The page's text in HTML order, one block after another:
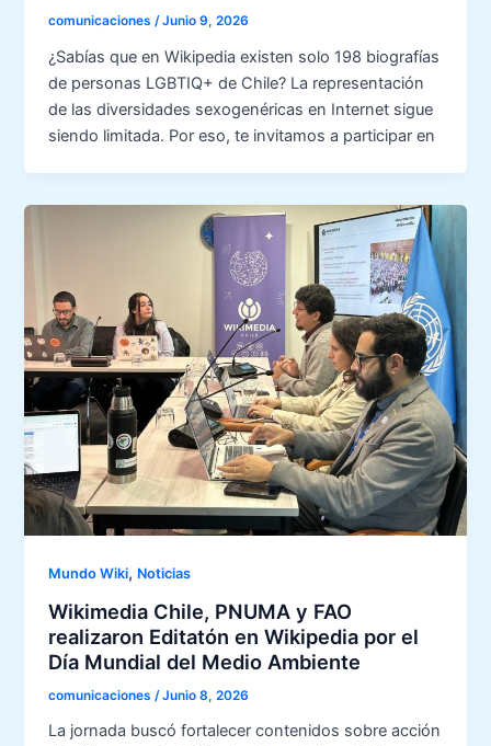
comunicaciones/Junio 9, 2026
¿Sabías que en Wikipedia existen solo 198 biografías
de personas LGBTIQ+ de Chile? La representación
de las diversidades sexogenéricas en Internet sigue
siendo limitada. Por eso, te invitamos a participar en
Mundo Wiki, Noticias
Wikimedia Chile, PNUMA y FAO
realizaron Editatón en Wikipedia por el
Día Mundial del Medio Ambiente
comunicaciones /Junio 8, 2026
La jornada buscó fortalecer contenidos sobre acción